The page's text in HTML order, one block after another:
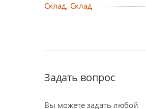
Склад, Склад
Задать вопрос
Вы можете задать любой